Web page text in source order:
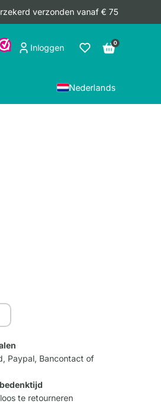
verzonden vanaf € 75
Inloggen 0
Nederlands
Paypal, Bancontact of
te retourneren